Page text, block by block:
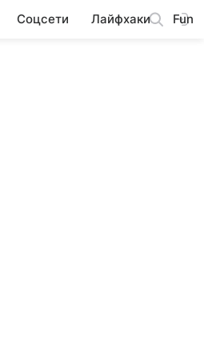
Соцсети Лайфхаки Fun